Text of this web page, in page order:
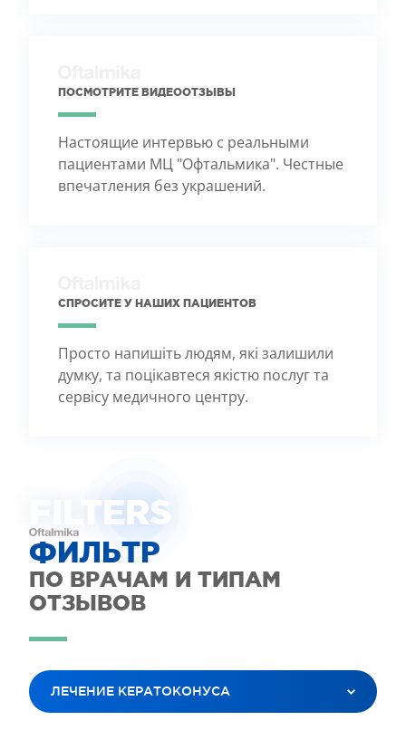
ПОСМОТРИТЕ ВИДЕООТЗЫВЫ
Настоящие интервью с реальными
пациентами МЦ "Офтальмика". Честные
впечатления без украшений.
СПРОСИТЕ У НАШИХ ПАЦИЕНТОВ
Просто напишіть людям, які залишили
думку, та поцікавтеся якістю послуг та
сервісу медичного центру.
FILTERS
ФИЛЬТР
ПО ВРАЧАМ И ТИПАМ
ОТЗЫВОВ
ЛЕЧЕНИЕ КЕРАТОКОНУСА